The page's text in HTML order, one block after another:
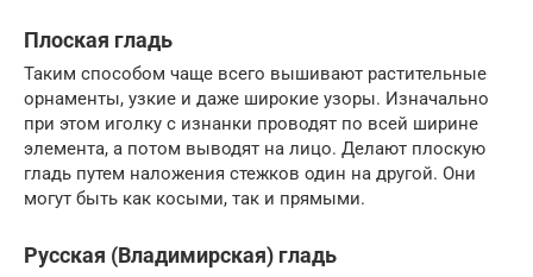
Плоская гладь
Таким способом чаще всего вышивают растительные
орнаменты, узкие и даже широкие узоры. Изначально
при этом иголку с изнанки проводят по всей ширине
элемента, а потом выводят на лицо. Делают плоскую
гладь путем наложения стежков один на другой. Они
могут быть как косыми, так и прямыми.
Русская (Владимирская) гладь